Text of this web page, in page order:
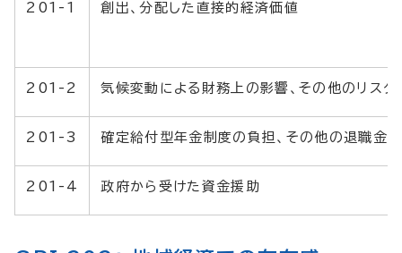
201-1 創出、分配した直接的経済価値
201-2 気候変動による財務上の影響、その他のリスク
201-3 確定給付型年金制度の負担、その他の退職金
201-4 政府から受けた資金援助